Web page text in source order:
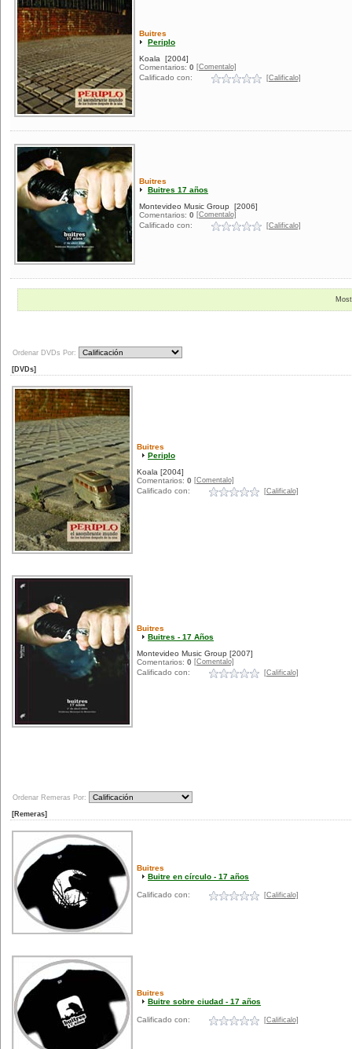
Buitres
Periplo
Koala
[2004]
Comentarios: 0 [Comentalo]
Calificado con: [Calificalo]
Buitres
Buitres 17 años
Montevideo Music Group
[2006]
Comentarios: 0 [Comentalo]
Calificado con: [Calificalo]
Ordenar DVDs Por:
[DVDs]
Buitres
Periplo
Koala [2004]
Comentarios: 0 [Comentalo]
Calificado con: [Calificalo]
Buitres
Buitres - 17 Años
Montevideo Music Group [2007]
Comentarios: 0 [Comentalo]
Calificado con: [Calificalo]
Ordenar Remeras Por:
[Remeras]
Buitres
Buitre en círculo - 17 años
Calificado con: [Calificalo]
Buitres
Buitre sobre ciudad - 17 años
Calificado con: [Calificalo]